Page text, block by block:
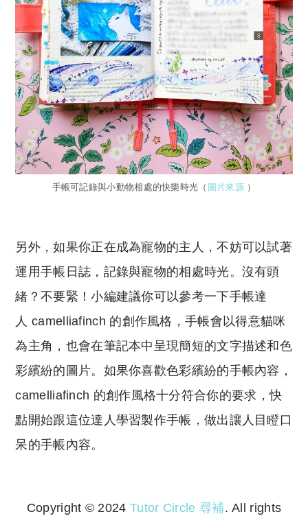
手帳可記錄與小動物相處的快樂時光（ 圖片來源）
另外，如果你正在成為寵物的主人，不妨可以試著
運用手帳日誌，記錄與寵物的相處時光。沒有頭
緒？不要緊！小編建議你可以參考一下手帳達
人 camelliafinch 的創作風格，手帳會以得意貓咪
為主角，也會在筆記本中呈現簡短的文字描述和色
彩繽紛的圖片。如果你喜歡色彩繽紛的手帳內容，
camelliafinch 的創作風格十分符合你的要求，快
點開始跟這位達人學習製作手帳，做出讓人目瞪口
呆的手帳內容。
Copyright © 2024 Tutor Circle 尋補. All rights